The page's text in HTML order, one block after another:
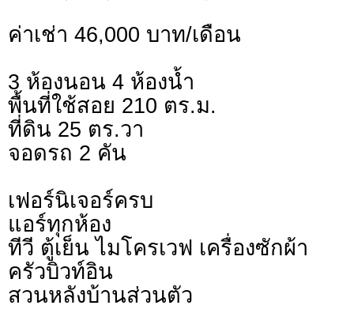
ค่าเช่า 46,000 บาท/เดือน
3 ห้องนอน 4 ห้องน้ำ
พื้นที่ใช้สอย 210 ตร.ม.
ที่ดิน 25 ตร.วา
จอดรถ 2 คัน
เฟอร์นิเจอร์ครบ
แอร์ทุกห้อง
ทีวี ตู้เย็น ไมโครเวฟ เครื่องซักผ้า
ครัวบิวท์อิน
สวนหลังบ้านส่วนตัว